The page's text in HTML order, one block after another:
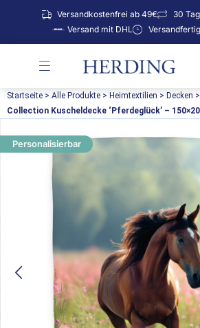
Versandkostenfrei ab 49€
30
Versand mit DHL
Startseite > Alle Produkte > Heimtextilien > Decken >
Collection Kuscheldecke ‘Pferdeglück’ –
Personalisierbar